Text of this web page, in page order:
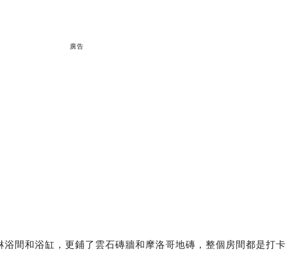
廣告
浴間和浴缸，更鋪了雲石磚牆和摩洛哥地磚，整個房間都是打卡